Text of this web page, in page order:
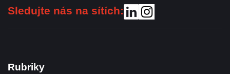
Sledujte nás na sítích:
Rubriky